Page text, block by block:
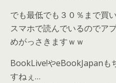
でも最低でも３０％まで買
スマホで読んでいるのでア
めがっさきますｗｗ
BookLive!やeBookJapanも
すねぇ…